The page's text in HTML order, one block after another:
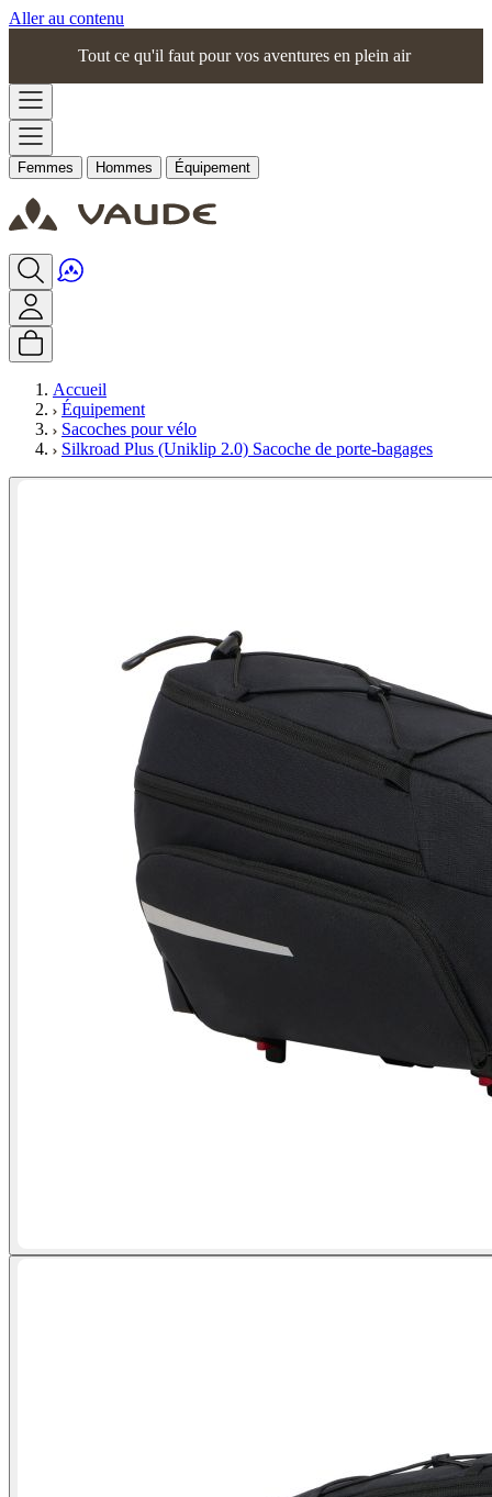
Aller au contenu
Tout ce qu'il faut pour vos aventures en plein air
Femmes Hommes Équipement
Accueil
Équipement
Sacoches pour vélo
Silkroad Plus (Uniklip 2.0) Sacoche de porte-bagages